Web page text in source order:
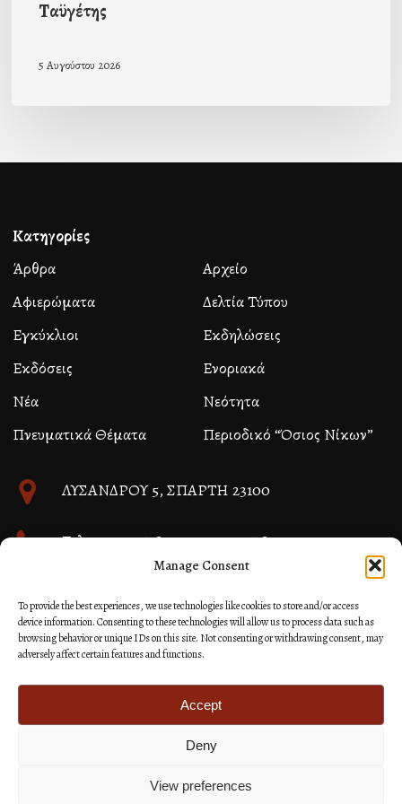
Manage Consent
To provide the best experiences, we use technologies like cookies to store and/or access
device information. Consenting to these technologies will allow us to process data such as
browsing behavior or unique IDs on this site. Not consenting or withdrawing consent, may
adversely affect certain features and functions.
Accept
Deny
View preferences
Ταϋγέτης
5 Αυγούστου 2026
Κατηγορίες
Άρθρα
Αρχείο
Αφιερώματα
Δελτία Τύπου
Εγκύκλιοι
Εκδηλώσεις
Εκδόσεις
Ενοριακά
Νέα
Νεότητα
Πνευματικά Θέματα
Περιοδικό “Όσιος Νίκων”
ΛΥΣΑΝΔΡΟΥ 5, ΣΠΑΡΤΗ 23100
Τηλ. 27310 26580 και 27310 26581
Κατασκευή Ιστοσελίδων Site as you GO: Falcon από
Hellenic Technologies